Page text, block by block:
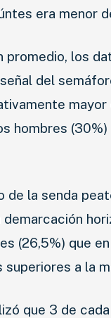
era menor
promedio, los
del
mayor
hombres
de la senda
(26,5%) que
a la
que 3 de